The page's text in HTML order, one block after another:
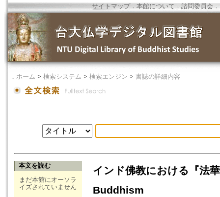
サイトマップ．本館について ． 諮問委員会 ．
． ホーム > 検索システム > 検索エンジン > 書誌の詳細内容
本文を読む
まだ本館にオーソラ
イズされていません
インド佛教における『法
Buddhism